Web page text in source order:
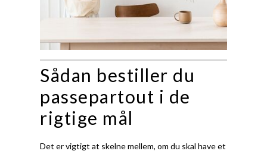
Sådan bestiller du
passepartout i de
rigtige mål
Det er vigtigt at skelne mellem, om du skal have et